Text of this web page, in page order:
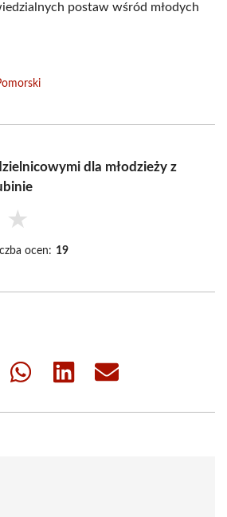
postaw wśród młodych
dla młodzieży z
★
ocen: 19
Share
Share
Share